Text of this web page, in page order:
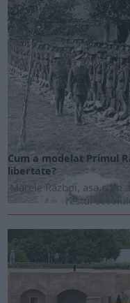
ARTICOLE ONLINE
Cum a modelat Primul
libertate?
Marele Război, așa cum
restul